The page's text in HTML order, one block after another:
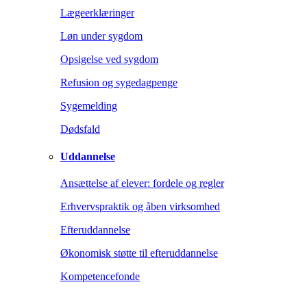
Lægeerklæringer
Løn under sygdom
Opsigelse ved sygdom
Refusion og sygedagpenge
Sygemelding
Dødsfald
Uddannelse
Ansættelse af elever: fordele og regler
Erhvervspraktik og åben virksomhed
Efteruddannelse
Økonomisk støtte til efteruddannelse
Kompetencefonde